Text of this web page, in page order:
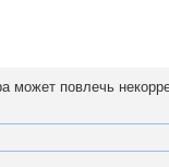
может повлечь